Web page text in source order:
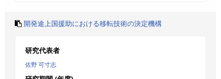
開発途上国援助における移転技術の決定機構
研究代表者
佐野 可寸志